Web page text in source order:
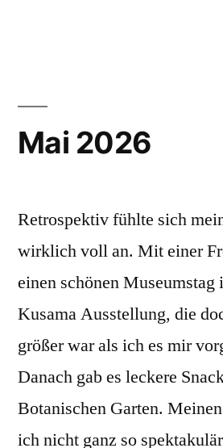
Mai 2026
Retrospektiv fühlte sich
wirklich voll an. Mit einer
einen schönen Museumstag
Kusama Ausstellung, die
größer war als ich es mir
Danach gab es leckere
Botanischen Garten.
ich nicht ganz so